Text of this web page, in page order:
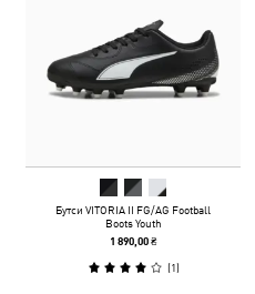
Бутси VITORIA II FG/AG Football
Boots Youth
1 890,00 ₴
(1)